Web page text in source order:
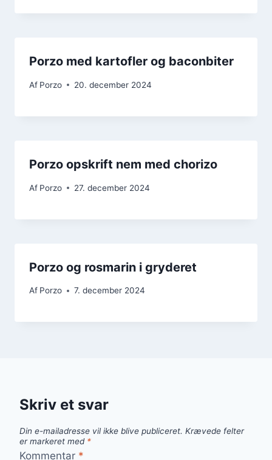
Porzo med kartofler og baconbiter
Af Porzo 20. december 2024
Porzo opskrift nem med chorizo
Af Porzo 27. december 2024
Porzo og rosmarin i gryderet
Af Porzo 7. december 2024
Skriv et svar
Din e-mailadresse vil ikke blive publiceret. Krævede felter
er markeret med *
Kommentar *